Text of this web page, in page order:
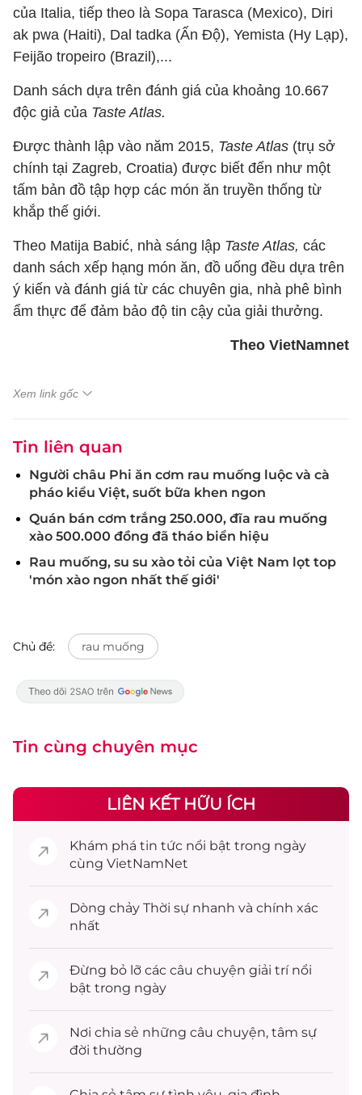
của Italia, tiếp theo là Sopa Tarasca (Mexico), Diri
ak pwa (Haiti), Dal tadka (Ấn Độ), Yemista (Hy Lạp),
Feijão tropeiro (Brazil),...
Danh sách dựa trên đánh giá của khoảng 10.667
độc giả của Taste Atlas.
Được thành lập vào năm 2015, Taste Atlas (trụ sở
chính tại Zagreb, Croatia) được biết đến như một
tấm bản đồ tập hợp các món ăn truyền thống từ
khắp thế giới.
Theo Matija Babić, nhà sáng lập Taste Atlas, các
danh sách xếp hạng món ăn, đồ uống đều dựa trên
ý kiến và đánh giá từ các chuyên gia, nhà phê bình
ẩm thực để đảm bảo độ tin cậy của giải thưởng.
Theo VietNamnet
Xem link gốc
Tin liên quan
Người châu Phi ăn cơm rau muống luộc và cà
pháo kiểu Việt, suốt bữa khen ngon
Quán bán cơm trắng 250.000, đĩa rau muống
xào 500.000 đồng đã tháo biển hiệu
Rau muống, su su xào tỏi của Việt Nam lọt top
'món xào ngon nhất thế giới'
Chủ đề: rau muống
Tin cùng chuyên mục
LIÊN KẾT HỮU ÍCH
Khám phá tin tức nổi bật trong ngày
cùng VietNamNet
Dòng chảy Thời sự nhanh và chính xác
nhất
Đừng bỏ lỡ các câu chuyện giải trínổi
bật trong ngày
Nơi chia sẻ những câu chuyện, tâm sự
đời thường